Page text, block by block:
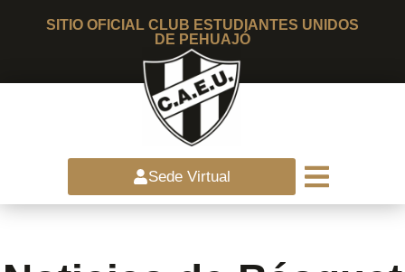
SITIO OFICIAL CLUB ESTUDIANTES UNIDOS
DE PEHUAJÓ
Sede Virtual